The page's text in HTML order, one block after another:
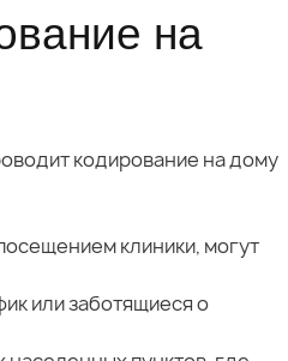
на
клиники, могут
или заботящиеся о